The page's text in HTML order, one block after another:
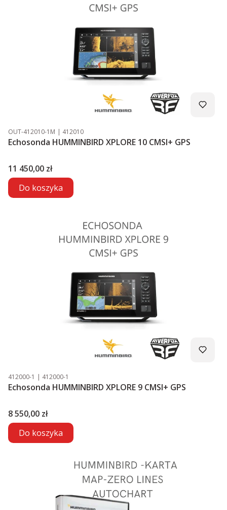
Kod produktu
OUT-412010-1M Kod producenta
412010
Echosonda HUMMINBIRD XPLORE 10 CMSI+ GPS
Cena
11 450,00 zł
Do koszyka
Kod produktu
412000-1 Kod producenta
412000-1
Echosonda HUMMINBIRD XPLORE 9 CMSI+ GPS
Cena
8 550,00 zł
Do koszyka